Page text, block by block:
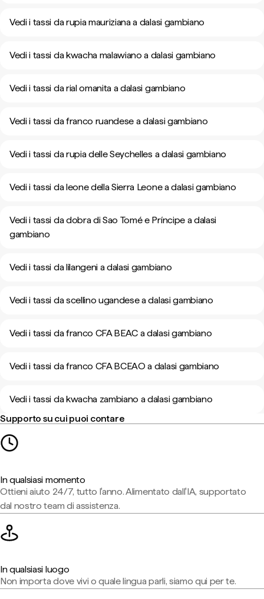
Vedi i tassi da rupia mauriziana a dalasi gambiano
Vedi i tassi da kwacha malawiano a dalasi gambiano
Vedi i tassi da rial omanita a dalasi gambiano
Vedi i tassi da franco ruandese a dalasi gambiano
Vedi i tassi da rupia delle Seychelles a dalasi gambiano
Vedi i tassi da leone della Sierra Leone a dalasi gambiano
Vedi i tassi da dobra di Sao Tomé e Príncipe a dalasi
gambiano
Vedi i tassi da lilangeni a dalasi gambiano
Vedi i tassi da scellino ugandese a dalasi gambiano
Vedi i tassi da franco CFA BEAC a dalasi gambiano
Vedi i tassi da franco CFA BCEAO a dalasi gambiano
Vedi i tassi da kwacha zambiano a dalasi gambiano
Supporto su cui puoi contare
In qualsiasi momento
Ottieni aiuto 24/7, tutto l'anno. Alimentato dall'IA, supportato
dal nostro team di assistenza.
In qualsiasi luogo
Non importa dove vivi o quale lingua parli, siamo qui per te.